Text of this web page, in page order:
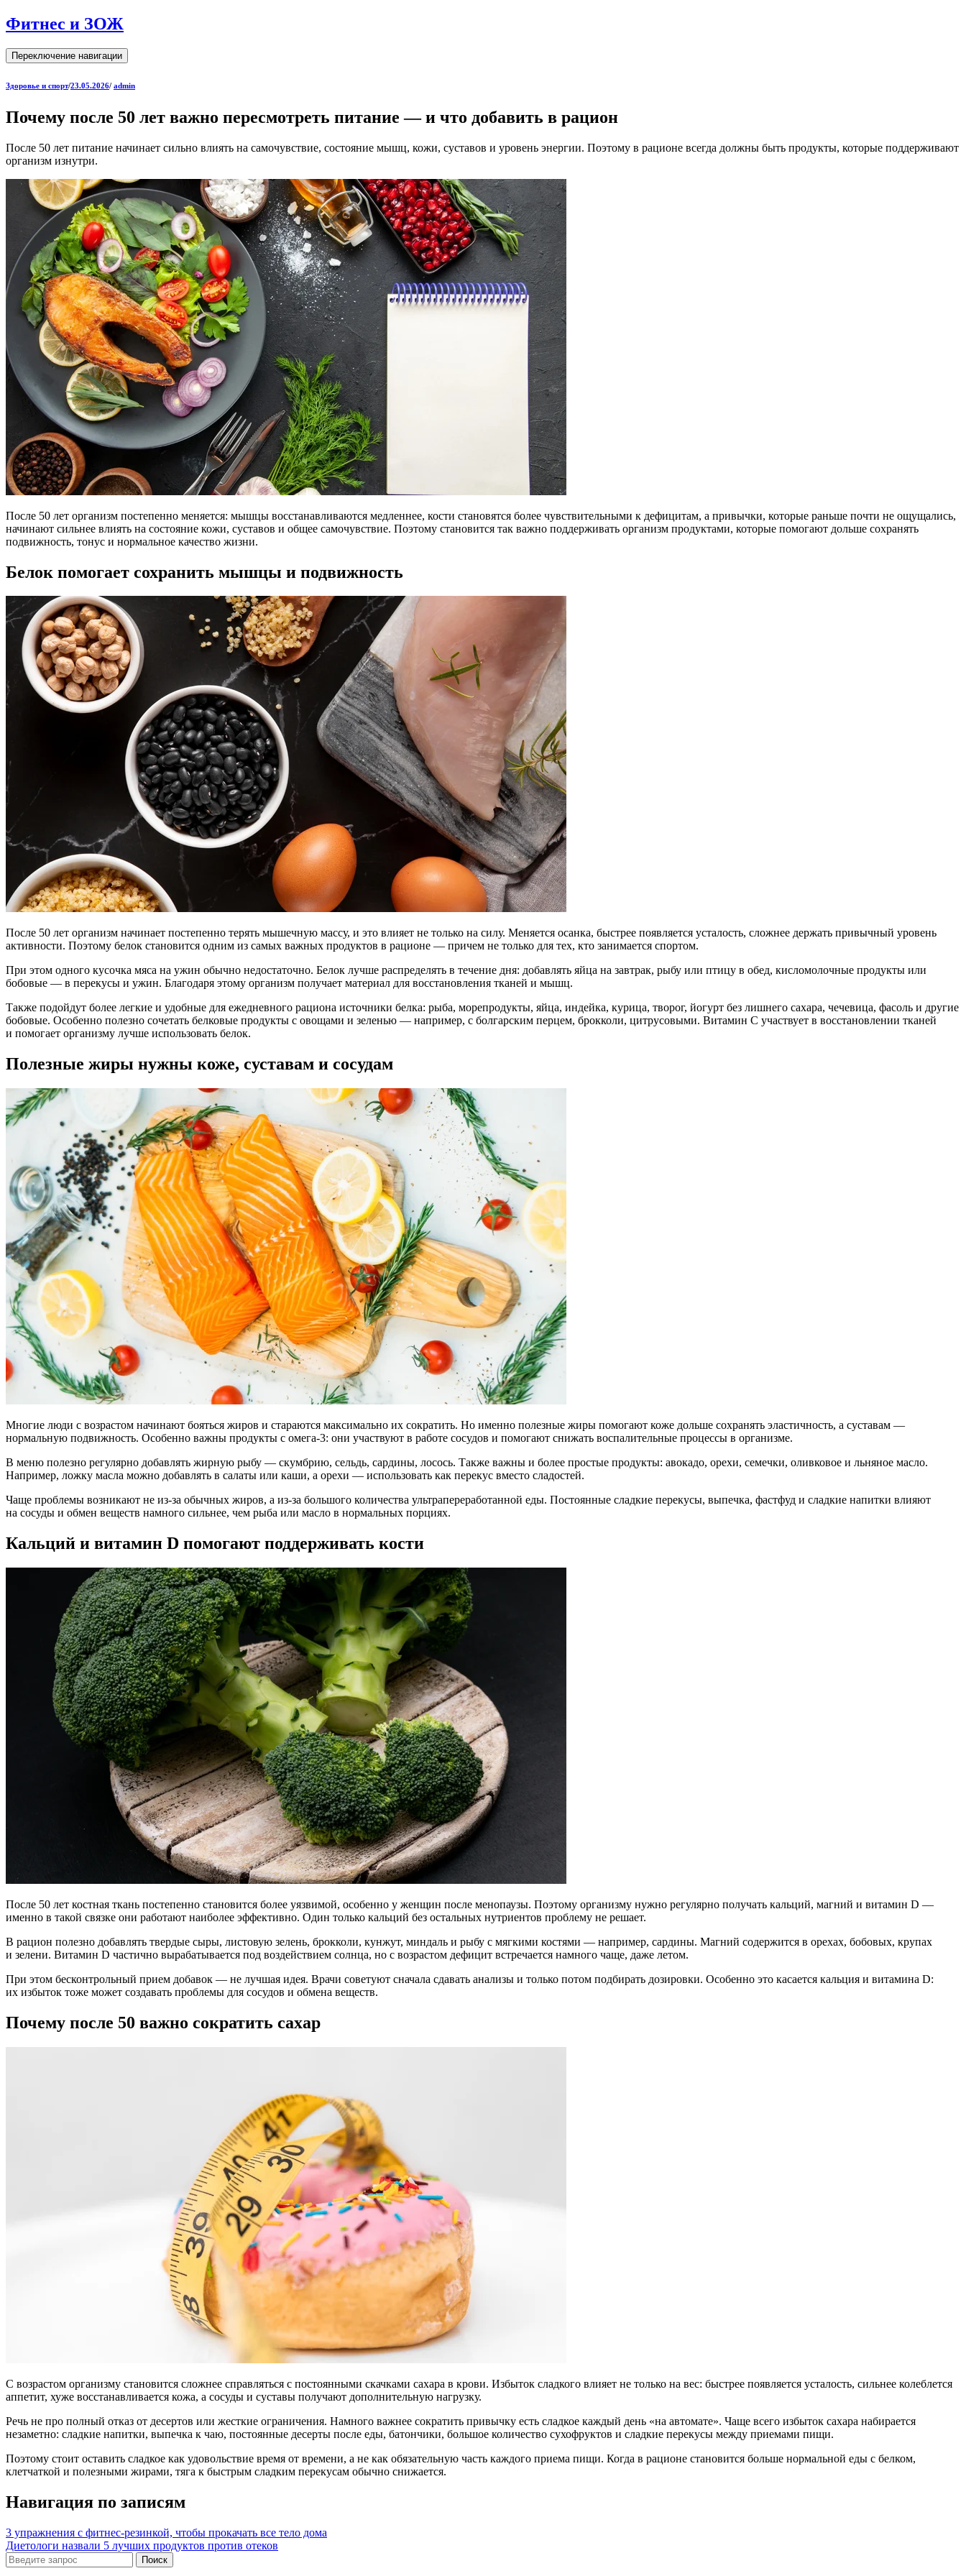
Фитнес и ЗОЖ
Переключение навигации
Здоровье и спорт/23.05.2026/ admin
Почему после 50 лет важно пересмотреть питание — и что добавить в рацион
После 50 лет питание начинает сильно влиять на самочувствие, состояние мышц, кожи, суставов и уровень энергии. Поэтому в рационе всегда должны быть продукты, которые поддерживают
организм изнутри.
После 50 лет организм постепенно меняется: мышцы восстанавливаются медленнее, кости становятся более чувствительными к дефицитам, а привычки, которые раньше почти не ощущались,
начинают сильнее влиять на состояние кожи, суставов и общее самочувствие. Поэтому становится так важно поддерживать организм продуктами, которые помогают дольше сохранять
подвижность, тонус и нормальное качество жизни.
Белок помогает сохранить мышцы и подвижность
После 50 лет организм начинает постепенно терять мышечную массу, и это влияет не только на силу. Меняется осанка, быстрее появляется усталость, сложнее держать привычный уровень
активности. Поэтому белок становится одним из самых важных продуктов в рационе — причем не только для тех, кто занимается спортом.
При этом одного кусочка мяса на ужин обычно недостаточно. Белок лучше распределять в течение дня: добавлять яйца на завтрак, рыбу или птицу в обед, кисломолочные продукты или
бобовые — в перекусы и ужин. Благодаря этому организм получает материал для восстановления тканей и мышц.
Также подойдут более легкие и удобные для ежедневного рациона источники белка: рыба, морепродукты, яйца, индейка, курица, творог, йогурт без лишнего сахара, чечевица, фасоль и другие
бобовые. Особенно полезно сочетать белковые продукты с овощами и зеленью — например, с болгарским перцем, брокколи, цитрусовыми. Витамин С участвует в восстановлении тканей
и помогает организму лучше использовать белок.
Полезные жиры нужны коже, суставам и сосудам
Многие люди с возрастом начинают бояться жиров и стараются максимально их сократить. Но именно полезные жиры помогают коже дольше сохранять эластичность, а суставам —
нормальную подвижность. Особенно важны продукты с омега-3: они участвуют в работе сосудов и помогают снижать воспалительные процессы в организме.
В меню полезно регулярно добавлять жирную рыбу — скумбрию, сельдь, сардины, лосось. Также важны и более простые продукты: авокадо, орехи, семечки, оливковое и льняное масло.
Например, ложку масла можно добавлять в салаты или каши, а орехи — использовать как перекус вместо сладостей.
Чаще проблемы возникают не из-за обычных жиров, а из-за большого количества ультрапереработанной еды. Постоянные сладкие перекусы, выпечка, фастфуд и сладкие напитки влияют
на сосуды и обмен веществ намного сильнее, чем рыба или масло в нормальных порциях.
Кальций и витамин D помогают поддерживать кости
После 50 лет костная ткань постепенно становится более уязвимой, особенно у женщин после менопаузы. Поэтому организму нужно регулярно получать кальций, магний и витамин D —
именно в такой связке они работают наиболее эффективно. Один только кальций без остальных нутриентов проблему не решает.
В рацион полезно добавлять твердые сыры, листовую зелень, брокколи, кунжут, миндаль и рыбу с мягкими костями — например, сардины. Магний содержится в орехах, бобовых, крупах
и зелени. Витамин D частично вырабатывается под воздействием солнца, но с возрастом дефицит встречается намного чаще, даже летом.
При этом бесконтрольный прием добавок — не лучшая идея. Врачи советуют сначала сдавать анализы и только потом подбирать дозировки. Особенно это касается кальция и витамина D:
их избыток тоже может создавать проблемы для сосудов и обмена веществ.
Почему после 50 важно сократить сахар
С возрастом организму становится сложнее справляться с постоянными скачками сахара в крови. Избыток сладкого влияет не только на вес: быстрее появляется усталость, сильнее колеблется
аппетит, хуже восстанавливается кожа, а сосуды и суставы получают дополнительную нагрузку.
Речь не про полный отказ от десертов или жесткие ограничения. Намного важнее сократить привычку есть сладкое каждый день «на автомате». Чаще всего избыток сахара набирается
незаметно: сладкие напитки, выпечка к чаю, постоянные десерты после еды, батончики, большое количество сухофруктов и сладкие перекусы между приемами пищи.
Поэтому стоит оставить сладкое как удовольствие время от времени, а не как обязательную часть каждого приема пищи. Когда в рационе становится больше нормальной еды с белком,
клетчаткой и полезными жирами, тяга к быстрым сладким перекусам обычно снижается.
Навигация по записям
3 упражнения с фитнес-резинкой, чтобы прокачать все тело дома
Диетологи назвали 5 лучших продуктов против отеков